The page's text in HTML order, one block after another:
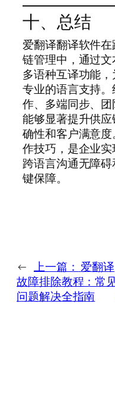
十、总结
爱翻译翻译软件
链管理中，通过
多语种互译功能，
专业的语言支持
作、多端同步、团
能够显著提升供
确性和客户满意
作技巧，是企业实
跨语言沟通无障
键保障。
← 上一篇： 爱翻译
故障排除教程：常
问题解决全指南